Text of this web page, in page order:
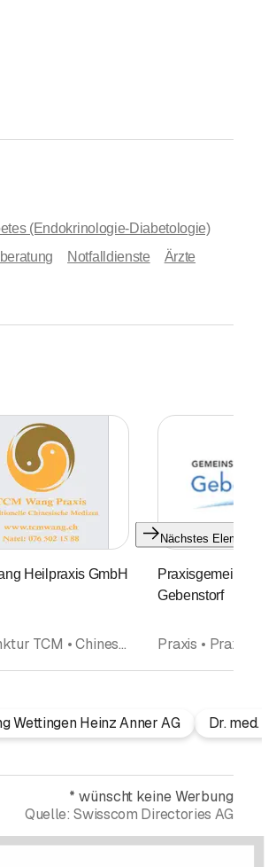
(Endokrinologie-Diabetologie)
Notfalldienste Ärzte
Heilpraxis GmbH
Akupunktur TCM • Chinesische Medizin TCM • Akupunktur (ausserhalb Rubrik Ärzte) • Arzt • Allgemeine Innere Medizin • Tuina-Massage • Ärzte
Praxisgemeinschaft
Gebenstorf
Nächstes Element
Wettingen Heinz Anner AG Dr. med.
*wünscht keine Werbung
Quelle: Swisscom Directories AG